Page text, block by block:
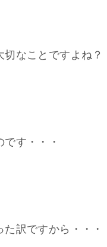
なことですよね？
す・・・
訳ですから・・・